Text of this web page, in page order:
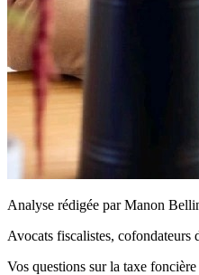
Analyse rédigée par Manon
Avocats fiscalistes, cofondateurs
Vos questions sur la taxe